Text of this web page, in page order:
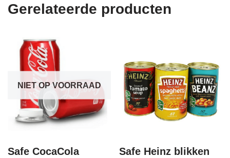
Gerelateerde producten
NIET OP VOORRAAD
Safe CocaCola Safe Heinz blikken